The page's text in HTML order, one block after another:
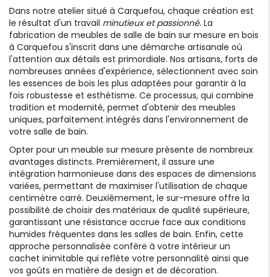
Dans notre atelier situé à Carquefou, chaque création est
le résultat d'un travail minutieux et passionné. La
fabrication de meubles de salle de bain sur mesure en bois
à Carquefou s'inscrit dans une démarche artisanale où
l'attention aux détails est primordiale. Nos artisans, forts de
nombreuses années d'expérience, sélectionnent avec soin
les essences de bois les plus adaptées pour garantir à la
fois robustesse et esthétisme. Ce processus, qui combine
tradition et modernité, permet d'obtenir des meubles
uniques, parfaitement intégrés dans l'environnement de
votre salle de bain.
Opter pour un meuble sur mesure présente de nombreux
avantages distincts. Premièrement, il assure une
intégration harmonieuse dans des espaces de dimensions
variées, permettant de maximiser l'utilisation de chaque
centimètre carré. Deuxièmement, le sur-mesure offre la
possibilité de choisir des matériaux de qualité supérieure,
garantissant une résistance accrue face aux conditions
humides fréquentes dans les salles de bain. Enfin, cette
approche personnalisée confère à votre intérieur un
cachet inimitable qui reflète votre personnalité ainsi que
vos goûts en matière de design et de décoration.